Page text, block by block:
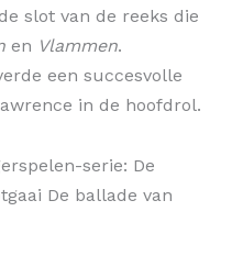
slot van de reeks die
en Vlammen.
een succesvolle
in de hoofdrol.
serie: De
De ballade van